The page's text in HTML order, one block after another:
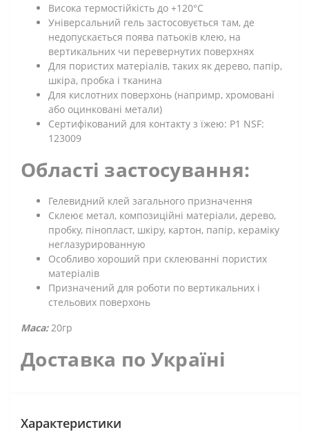
Висока термостійкість до +120°C
Універсальний гель застосовується там, де
недопускається поява патьоків клею, на
вертикальних чи перевернутих поверхнях
Для пористих матеріалів, таких як дерево, папір,
шкіра, пробка і тканина
Для кислотних поверхонь (напримр, хромовані
або оцинковані метали)
Сертифікований для контакту з їжею: P1 NSF:
123009
Області застосування:
Гелевидний клей загального призначення
Склеює метал, композиційні матеріали, дерево,
пробку, пінопласт, шкіру, картон, папір, кераміку
неглазурированную
Особливо хороший при склеюванні пористих
матеріалів
Призначений для роботи по вертикальних і
стельових поверхонь
Маса:20гр
Доставка по Україні
Характеристики